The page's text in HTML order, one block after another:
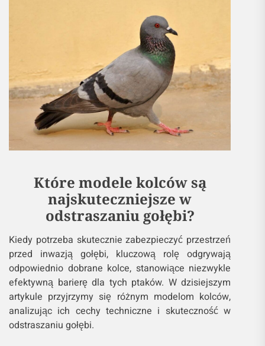
Które modele kolców są
najskuteczniejsze w
odstraszaniu gołębi?
Kiedy potrzeba skutecznie zabezpieczyć przestrzeń
przed inwazją gołębi, kluczową rolę odgrywają
odpowiednio dobrane kolce, stanowiące niezwykle
efektywną barierę dla tych ptaków. W dzisiejszym
artykule przyjrzymy się różnym modelom kolców,
analizując ich cechy techniczne i skuteczność w
odstraszaniu gołębi.